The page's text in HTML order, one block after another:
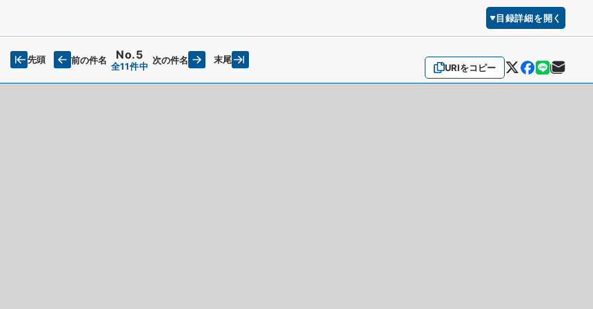
目録詳細を開く
URIをコピー
先頭 前の件名 No.5
全11件中
次の件名 末尾